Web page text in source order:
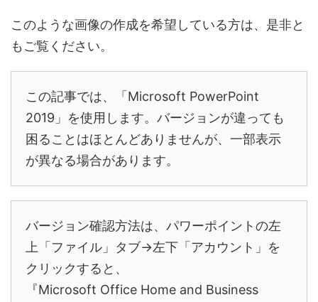
このような画像の作成を希望している方は、是非と
もご覧ください。
この記事では、「Microsoft PowerPoint
2019」を使用します。バージョンが違っても
困ることはほとんどありませんが、一部表示
が異なる場合があります。
バージョン確認方法は、パワーポイントの左
上「ファイル」タブ→左下「アカウント」を
クリックすると、
『Microsoft Office Home and Business